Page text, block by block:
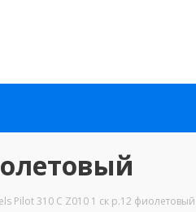
Pilot 310 C Z010 1 ск р.12 фиолетовый